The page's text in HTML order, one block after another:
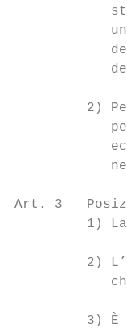
2)
Art. 3
1)
2)
3) È